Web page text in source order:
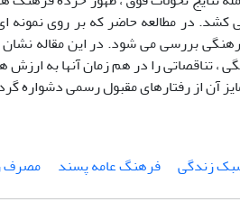
کشد. در مطالعه حاضر که بر روی
بررسی می شود. در این مقاله
، تناقصاتی را در هم زمان آنها به
آن از رفتارهای مقبول رسمی دشواره
زندگی فرهنگ عامه پسند مصرف